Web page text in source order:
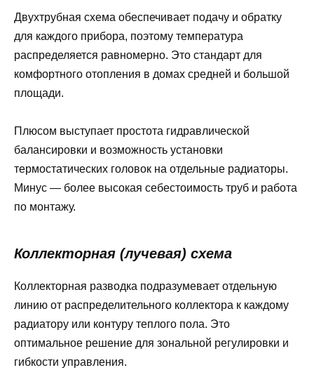
Двухтрубная схема обеспечивает подачу и обратку
для каждого прибора, поэтому температура
распределяется равномерно. Это стандарт для
комфортного отопления в домах средней и большой
площади.
Плюсом выступает простота гидравлической
балансировки и возможность установки
термостатических головок на отдельные радиаторы.
Минус — более высокая себестоимость труб и работа
по монтажу.
Коллекторная (лучевая) схема
Коллекторная разводка подразумевает отдельную
линию от распределительного коллектора к каждому
радиатору или контуру теплого пола. Это
оптимальное решение для зональной регулировки и
гибкости управления.